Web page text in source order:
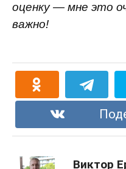
оценку — мне это
важно!
Виктор